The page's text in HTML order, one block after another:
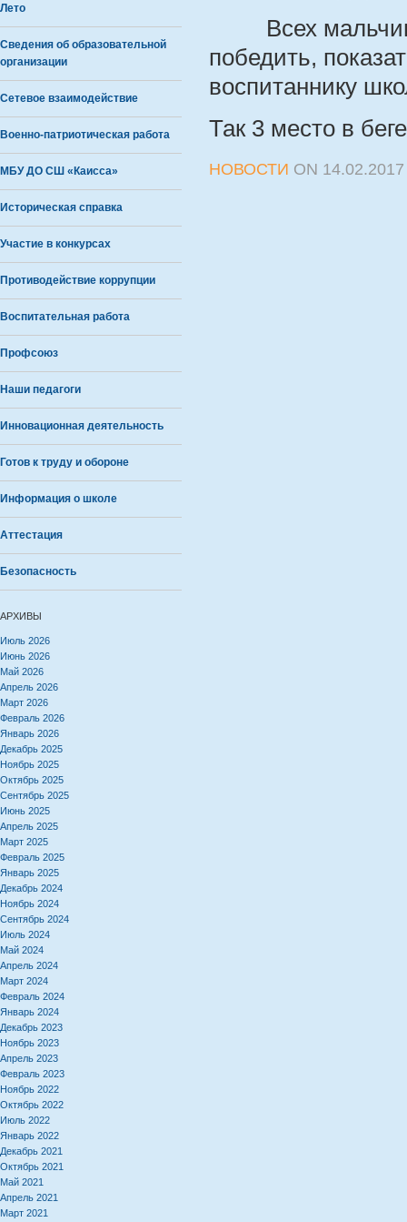
Лето
Сведения об образовательной
организации
Сетевое взаимодействие
Военно-патриотическая работа
МБУ ДО СШ «Каисса»
Историческая справка
Участие в конкурсах
Противодействие коррупции
Воспитательная работа
Профсоюз
Наши педагоги
Инновационная деятельность
Готов к труду и обороне
Информация о школе
Аттестация
Безопасность
АРХИВЫ
Июль 2026
Июнь 2026
Май 2026
Апрель 2026
Март 2026
Февраль 2026
Январь 2026
Декабрь 2025
Ноябрь 2025
Октябрь 2025
Сентябрь 2025
Июнь 2025
Апрель 2025
Март 2025
Февраль 2025
Январь 2025
Декабрь 2024
Ноябрь 2024
Сентябрь 2024
Июль 2024
Май 2024
Апрель 2024
Март 2024
Февраль 2024
Январь 2024
Декабрь 2023
Ноябрь 2023
Апрель 2023
Февраль 2023
Ноябрь 2022
Октябрь 2022
Июль 2022
Январь 2022
Декабрь 2021
Октябрь 2021
Май 2021
Апрель 2021
Март 2021
Всех
победить,
воспитаннику
Так 3 место в
НОВОСТИ ON 14.02.2017